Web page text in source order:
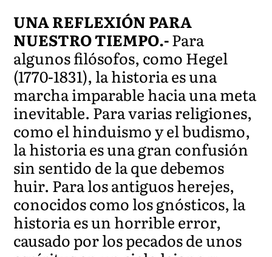
UNA REFLEXIÓN PARA
NUESTRO TIEMPO.-Para
algunos filósofos, como Hegel
(1770-1831), la historia es una
marcha imparable hacia una meta
inevitable. Para varias religiones,
como el hinduismo y el budismo,
la historia es una gran confusión
sin sentido de la que debemos
huir. Para los antiguos herejes,
conocidos como los gnósticos, la
historia es un horrible error,
causado por los pecados de unos